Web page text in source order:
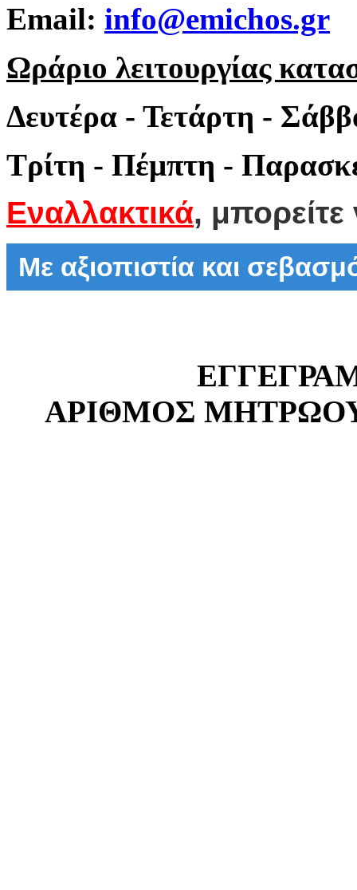
Email: info@emichos.gr
Ωράριο λειτουργίας
Δευτέρα - Τετάρτη -
Τρίτη - Πέμπτη -
Εναλλακτικά, μπορείτε
Με αξιοπιστία και
ΑΡΙΘΜΟΣ